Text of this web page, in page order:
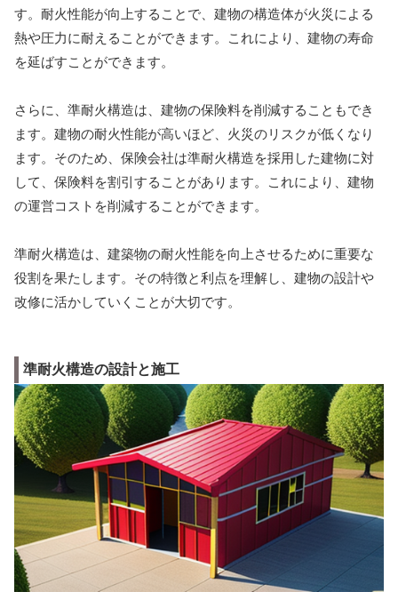
す。耐火性能が向上することで、建物の構造体が火災による
熱や圧力に耐えることができます。これにより、建物の寿命
を延ばすことができます。
さらに、準耐火構造は、建物の保険料を削減することもでき
ます。建物の耐火性能が高いほど、火災のリスクが低くなり
ます。そのため、保険会社は準耐火構造を採用した建物に対
して、保険料を割引することがあります。これにより、建物
の運営コストを削減することができます。
準耐火構造は、建築物の耐火性能を向上させるために重要な
役割を果たします。その特徴と利点を理解し、建物の設計や
改修に活かしていくことが大切です。
準耐火構造の設計と施工